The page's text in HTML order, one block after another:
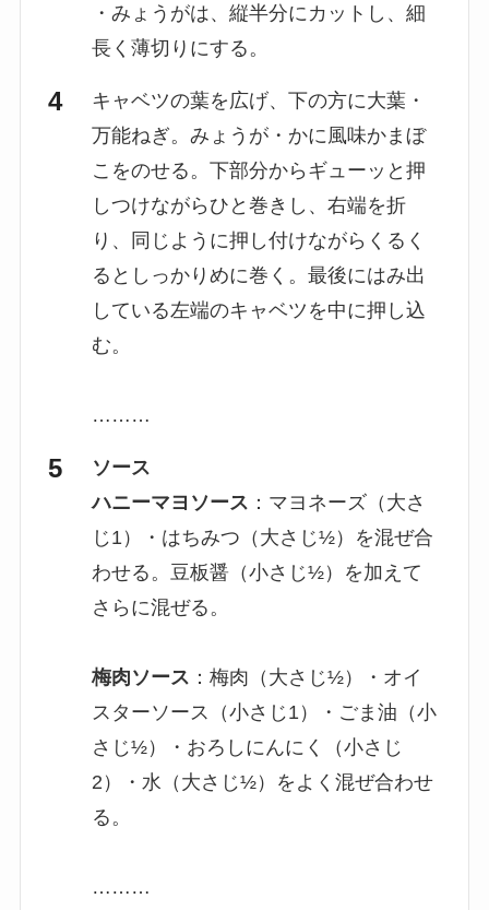
・みょうがは、縦半分にカットし、細
長く薄切りにする。
キャベツの葉を広げ、下の方に大葉・
万能ねぎ。みょうが・かに風味かまぼ
こをのせる。下部分からギューッと押
しつけながらひと巻きし、右端を折
り、同じように押し付けながらくるく
るとしっかりめに巻く。最後にはみ出
している左端のキャベツを中に押し込
む。
………
ソース
ハニーマヨソース ：マヨネーズ（大さ
じ1）・はちみつ（大さじ½）を混ぜ合
わせる。豆板醤（小さじ½）を加えて
さらに混ぜる。
梅肉ソース ：梅肉（大さじ½）・オイ
スターソース（小さじ1）・ごま油（小
さじ½）・おろしにんにく（小さじ
2）・水（大さじ½）をよく混ぜ合わせ
る。
………